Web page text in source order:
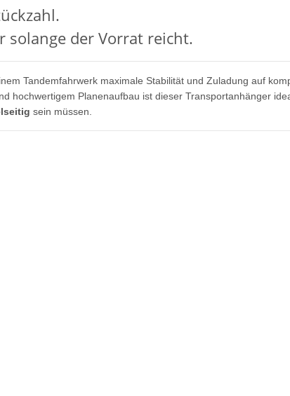
der Vorrat reicht.
Tandemfahrwerk maximale Stabilität und Zuladung auf
hochwertigem Planenaufbau ist dieser Transportanhänger
sein müssen.